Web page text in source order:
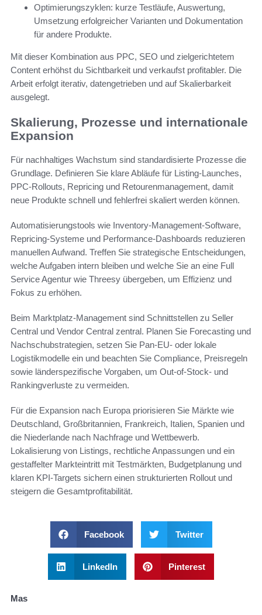
Optimierungszyklen: kurze Testläufe, Auswertung,
Umsetzung erfolgreicher Varianten und Dokumentation
für andere Produkte.
Mit dieser Kombination aus PPC, SEO und zielgerichtetem
Content erhöhst du Sichtbarkeit und verkaufst profitabler. Die
Arbeit erfolgt iterativ, datengetrieben und auf Skalierbarkeit
ausgelegt.
Skalierung, Prozesse und internationale
Expansion
Für nachhaltiges Wachstum sind standardisierte Prozesse die
Grundlage. Definieren Sie klare Abläufe für Listing-Launches,
PPC-Rollouts, Repricing und Retourenmanagement, damit
neue Produkte schnell und fehlerfrei skaliert werden können.
Automatisierungstools wie Inventory-Management-Software,
Repricing-Systeme und Performance-Dashboards reduzieren
manuellen Aufwand. Treffen Sie strategische Entscheidungen,
welche Aufgaben intern bleiben und welche Sie an eine Full
Service Agentur wie Threesy übergeben, um Effizienz und
Fokus zu erhöhen.
Beim Marktplatz-Management sind Schnittstellen zu Seller
Central und Vendor Central zentral. Planen Sie Forecasting und
Nachschubstrategien, setzen Sie Pan-EU- oder lokale
Logistikmodelle ein und beachten Sie Compliance, Preisregeln
sowie länderspezifische Vorgaben, um Out-of-Stock- und
Rankingverluste zu vermeiden.
Für die Expansion nach Europa priorisieren Sie Märkte wie
Deutschland, Großbritannien, Frankreich, Italien, Spanien und
die Niederlande nach Nachfrage und Wettbewerb.
Lokalisierung von Listings, rechtliche Anpassungen und ein
gestaffelter Markteintritt mit Testmärkten, Budgetplanung und
klaren KPI-Targets sichern einen strukturierten Rollout und
steigern die Gesamtprofitabilität.
Facebook Twitter
LinkedIn Pinterest
Mas